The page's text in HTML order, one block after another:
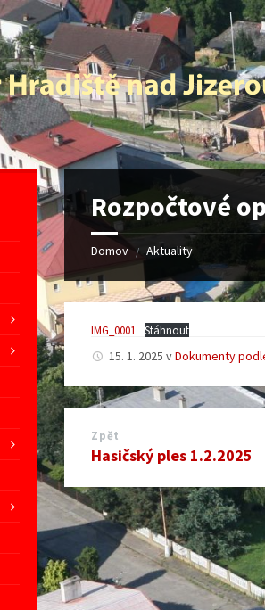
Rozpočtové
Domov / Aktuality
IMG_0001 Stáhnout
15. 1. 2025vDokumenty
Zpět
Hasičský ples 1.2.2025